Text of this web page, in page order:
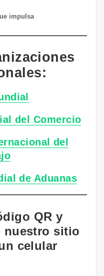
impulsa
del Comercio
del
de Aduanas
QR y
nuestro sitio
celular